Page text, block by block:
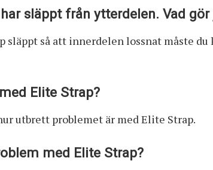
släppt från ytterdelen. Vad gör
släppt så att innerdelen lossnat måste du
Elite Strap?
utbrett problemet är med Elite Strap.
med Elite Strap?